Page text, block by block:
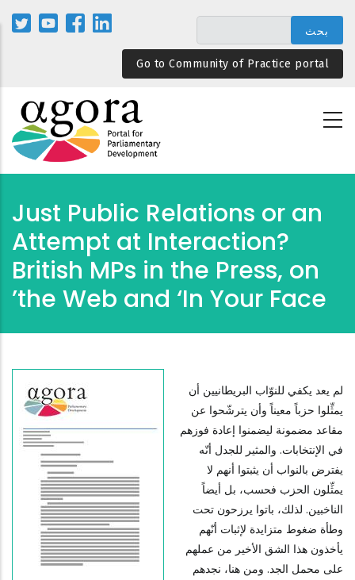
المحتوى
الرئيسيGo to Community of Practice portal
Just Public Relations or an
Attempt at Interaction?
British MPs in the Press, on
the Web and ‘In Your Face’
لم يعد يكفي للنوّاب البريطانيين أن
يمثِّلوا حزباً معيناً وأن يترشّحوا عن
مقاعد مضمونة ليضمنوا إعادة فوزهم
في الإنتخابات. والمثير للجدل أنّه
يفترض بالنواب أن يثبتوا أنهم لا
يمثِّلون الحزب فحسب، بل أيضاً
الناخبين. لذلك، باتوا يرزحون تحت
وطأة ضغوط متزايدة لإثبات أنّهم
يأخذون هذا الشق الأخير من عملهم
على محمل الجد. ومن هنا، نجدهم